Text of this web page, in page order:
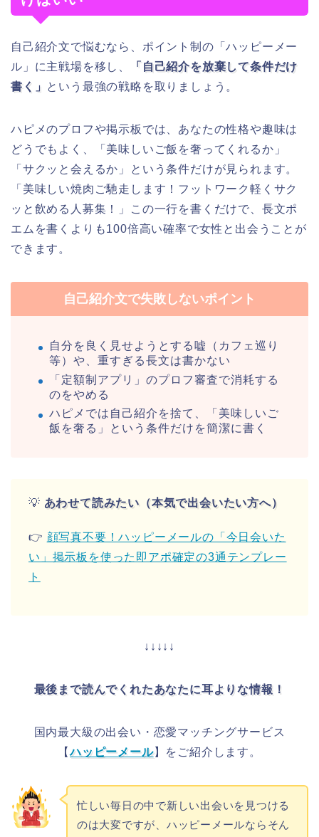
自己紹介文で悩むなら、ポイント制の「ハッピーメー
ル」に主戦場を移し、
「自己紹介を放棄して条件だけ
書く」 という最強の戦略を取りましょう。
ハピメのプロフや掲示板では、あなたの性格や趣味は
どうでもよく、「美味しいご飯を奢ってくれるか」
「サクッと会えるか」という条件だけが見られます。
「美味しい焼肉ご馳走します！フットワーク軽くサク
ッと飲める人募集！」この一行を書くだけで、長文ポ
エムを書くよりも100倍高い確率で女性と出会うことが
できます。
自己紹介文で失敗しないポイント
自分を良く見せようとする嘘（カフェ巡り
等）や、重すぎる長文は書かない
「定額制アプリ」のプロフ審査で消耗する
のをやめる
ハピメでは自己紹介を捨て、「美味しいご
飯を奢る」という条件だけを簡潔に書く
💡 あわせて読みたい（本気で出会いたい方へ）
👉 顔写真不要！ハッピーメールの「今日会いた
い」掲示板を使った即アポ確定の3通テンプレー
ト
↓↓↓↓↓
最後まで読んでくれたあなたに耳よりな情報！
国内最大級の出会い・恋愛マッチングサービス
【ハッピーメール】をご紹介します。
忙しい毎日の中で新しい出会いを見つける
のは大変ですが、ハッピーメールならそん